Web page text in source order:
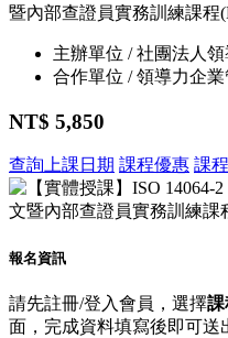
暨內部查證員實務訓練課程
主辦單位 / 社團法人
合作單位 / 領導力企
NT$ 5,850
查詢上課日期 課程優惠 課
報名資訊
請先註冊/登入會員，選擇課
面，完成資料填寫後即可送